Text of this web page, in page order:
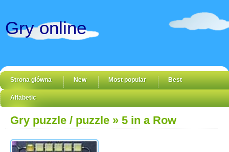
Gry online
Strona główna New Most popular Best
Alfabetic
Gry puzzle / puzzle » 5 in a Row